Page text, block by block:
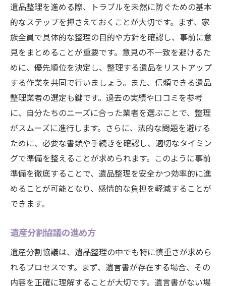
遺品整理を進める際、トラブルを未然に防ぐための基本
的なステップを押さえておくことが大切です。まず、家
族全員で具体的な整理の目的や方針を確認し、事前に意
見をまとめることが重要です。意見の不一致を避けるた
めに、優先順位を決定し、整理する遺品をリストアップ
する作業を共同で行いましょう。また、信頼できる遺品
整理業者の選定も鍵です。過去の実績や口コミを参考
に、自分たちのニーズに合った業者を選ぶことで、整理
がスムーズに進行します。さらに、法的な問題を避ける
ために、必要な書類や手続きを確認し、適切なタイミン
グで準備を整えることが求められます。このように事前
準備を徹底することで、遺品整理を安全かつ効率的に進
めることが可能となり、感情的な負担を軽減することが
できます。
遺産分割協議の進め方
遺産分割協議は、遺品整理の中でも特に慎重さが求めら
れるプロセスです。まず、遺言書が存在する場合、その
内容を正確に理解することが大切です。遺言書がない場